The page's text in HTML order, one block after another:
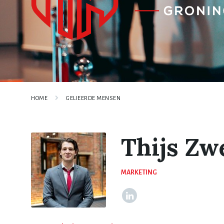
HOME GELIEERDE MENSEN
Thijs
MARKETING